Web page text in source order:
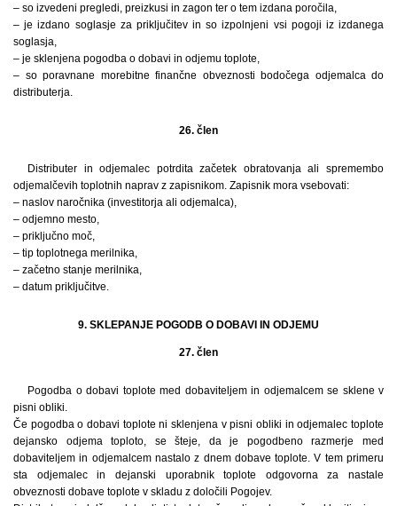
– so izvedeni pregledi, preizkusi in zagon ter o tem izdana poročila,
– je izdano soglasje za priključitev in so izpolnjeni vsi pogoji iz izdanega
soglasja,
– je sklenjena pogodba o dobavi in odjemu toplote,
– so poravnane morebitne finančne obveznosti bodočega odjemalca do
distributerja.
26. člen
Distributer in odjemalec potrdita začetek obratovanja ali spremembo
odjemalčevih toplotnih naprav z zapisnikom. Zapisnik mora vsebovati:
– naslov naročnika (investitorja ali odjemalca),
– odjemno mesto,
– priključno moč,
– tip toplotnega merilnika,
– začetno stanje merilnika,
– datum priključitve.
9. SKLEPANJE POGODB O DOBAVI IN ODJEMU
27. člen
Pogodba o dobavi toplote med dobaviteljem in odjemalcem se sklene v
pisni obliki.
Če pogodba o dobavi toplote ni sklenjena v pisni obliki in odjemalec toplote
dejansko odjema toploto, se šteje, da je pogodbeno razmerje med
dobaviteljem in odjemalcem nastalo z dnem dobave toplote. V tem primeru
sta odjemalec in dejanski uporabnik toplote odgovorna za nastale
obveznosti dobave toplote v skladu z določili Pogojev.